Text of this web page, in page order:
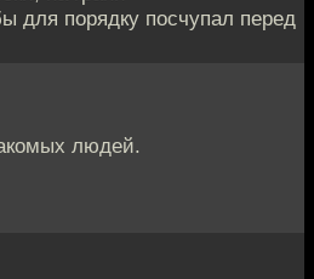
для порядку посчупал перед
людей.